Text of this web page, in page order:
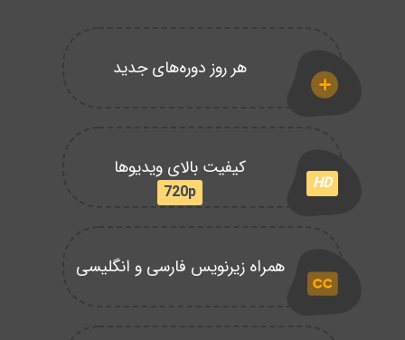
هر روز دوره‌های جدید
HD
کیفیت بالای ویدیوها
720p
همراه زیرنویس فارسی و انگلیسی